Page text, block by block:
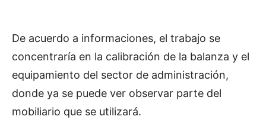
De acuerdo a informaciones, el trabajo se
concentraría en la calibración de la balanza y el
equipamiento del sector de administración,
donde ya se puede ver observar parte del
mobiliario que se utilizará.